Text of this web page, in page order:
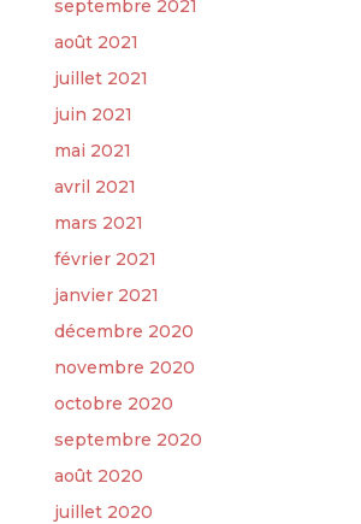
septembre 2021
août 2021
juillet 2021
juin 2021
mai 2021
avril 2021
mars 2021
février 2021
janvier 2021
décembre 2020
novembre 2020
octobre 2020
septembre 2020
août 2020
juillet 2020